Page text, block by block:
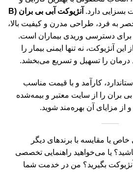
بسزایی دارد.
آنژیوکت آبی بی بران (B
به فرد، طراحی مدرن و کیفیت بالا،
دسترسی وریدی بیماران است.
آنژیوکت، نه تنها ایمنی بیمار را
درمان را تسهیل و تسریع می‌بخشد.
کارآمد و با قیمت مناسب
بران را از سایت معتبر و بیمه‌شده
مزایای آن بهره‌مند شوید.
خاص یا مقایسه با برندهای دیگر
یا می‌خواهید راهنمایی تخصصی
بگیرید؟ من در خدمت شما